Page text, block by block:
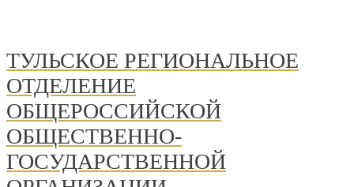
ТУЛЬСКОЕ РЕГИОНАЛЬНОЕ
ОТДЕЛЕНИЕ
ОБЩЕРОССИЙСКОЙ
ОБЩЕСТВЕННО-
ГОСУДАРСТВЕННОЙ